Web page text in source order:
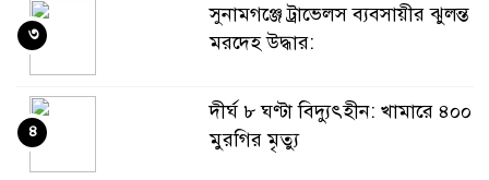
সুনামগঞ্জে ট্রাভেলস ব্যবসায়ীর ঝুলন্ত
মরদেহ উদ্ধার:
৩
দীর্ঘ ৮ ঘণ্টা বিদ্যুৎহীন: খামারে ৪০০
মুরগির মৃত্যু
৪